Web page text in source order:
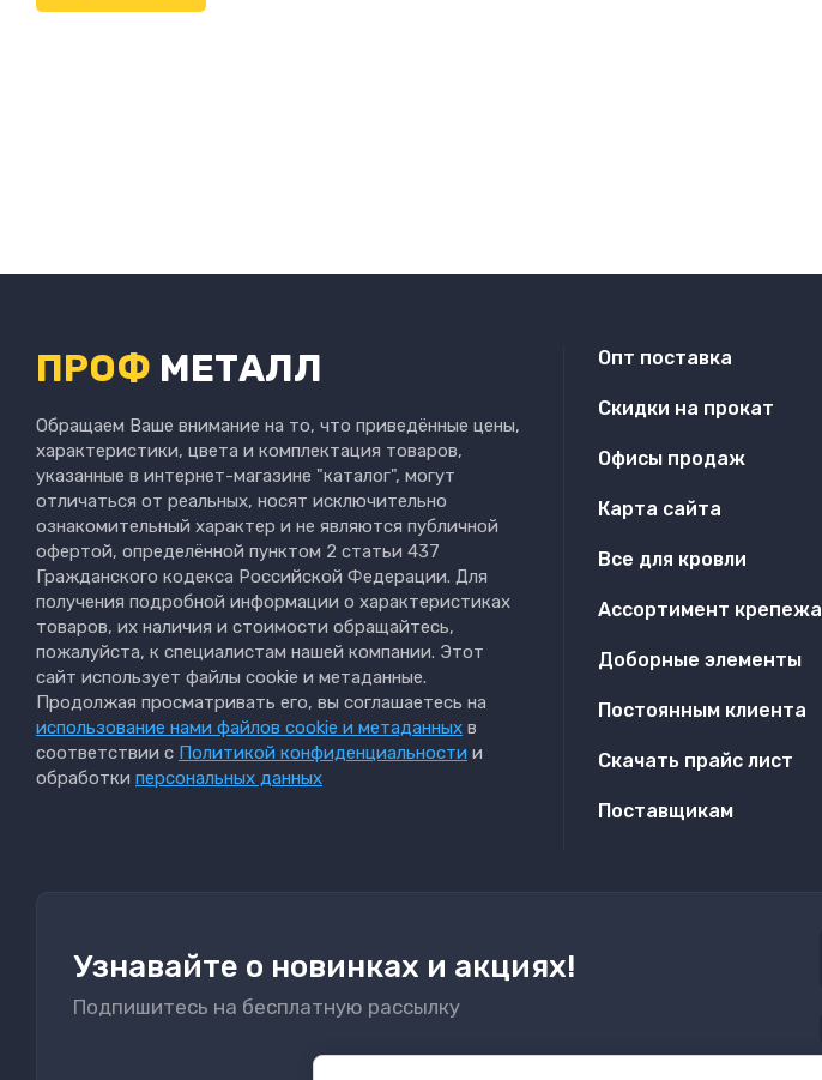
ПРОФ МЕТАЛЛ
Обращаем Ваше внимание на то, что приведённые цены,
характеристики, цвета и комплектация товаров,
указанные в интернет-магазине "каталог", могут
отличаться от реальных, носят исключительно
ознакомительный характер и не являются публичной
офертой, определённой пунктом 2 статьи 437
Гражданского кодекса Российской Федерации. Для
получения подробной информации о характеристиках
товаров, их наличия и стоимости обращайтесь,
пожалуйста, к специалистам нашей компании. Этот
сайт использует файлы cookie и метаданные.
Продолжая просматривать его, вы соглашаетесь на
использование нами файлов cookie и метаданных в
соответствии с Политикой конфиденциальности и
обработки персональных данных
Опт поставка
Скидки на прокат
Офисы продаж
Карта сайта
Все для кровли
Ассортимент крепежа
Доборные элементы
Постоянным клиента
Скачать прайс лист
Поставщикам
Узнавайте о новинках и акциях!
Подпишитесь на бесплатную рассылку